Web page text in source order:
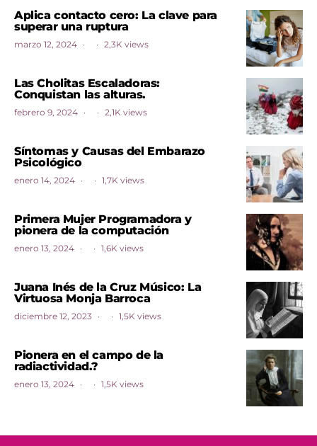
Aplica contacto cero: La clave para
superar una ruptura
marzo 12, 2024 2,3K views
Las Cholitas Escaladoras:
Conquistan las alturas.
febrero 9, 2024 2,1K views
Síntomas y Causas del Embarazo
Psicológico
enero 14, 2024 1,7K views
Primera Mujer Programadora y
pionera de la computación
enero 13, 2024 1,6K views
Juana Inés de la Cruz Músico: La
Virtuosa Monja Barroca
diciembre 12, 2023 1,5K views
Pionera en el campo de la
radiactividad.?
enero 13, 2024 1,5K views